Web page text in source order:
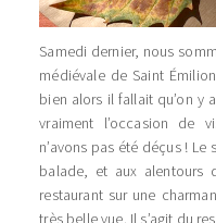
Samedi dernier, nous
médiévale de Saint
bien alors il fallait qu’on y
vraiment l’occasion de
n’avons pas été déçus !
balade, et aux alentours
restaurant sur une
très belle vue. Il s’agit du